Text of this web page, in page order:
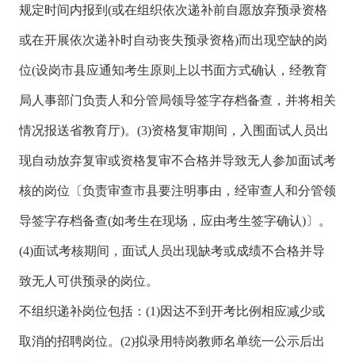
规定时间内报到(或在组织依次递补前自愿放弃预录资格
或在开展依次递补时自动丧失预录资格)而出现空缺的岗
位(设岗市县应通知考生原则上以书面方式确认，经教育
局人事部门负责人和分管局领导签字存档备查，并将相关
情况报送省教育厅)。(3)资格复审期间，入围面试人员出
现自动放弃复审或资格复审不合格并导致无人参加面试考
核的岗位〔负责审查市县要注明事由，经审查人和分管领
导签字存档备查(如考生在现场，应由考生签字确认)〕。
(4)面试考核期间，面试人员出现缺考或成绩不合格并导
致无人可供预录的岗位。
不组织递补岗位包括：(1)因达不到开考比例相应减少或
取消的招聘岗位。(2)拟录用特岗教师名单统一公示后出